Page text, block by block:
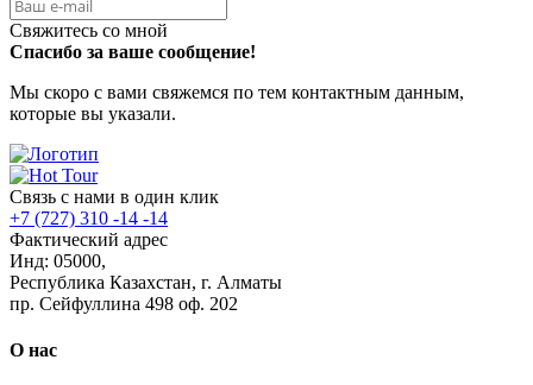
Свяжитесь со мной
Спасибо за ваше сообщение!
Мы скоро с вами свяжемся по тем контактным данным,
которые вы указали.
Связь с нами в один клик
+7 (727) 310 -14 -14
Фактический адрес
Инд: 05000,
Республика Казахстан, г. Алматы
пр. Сейфуллина 498 оф. 202
О нас